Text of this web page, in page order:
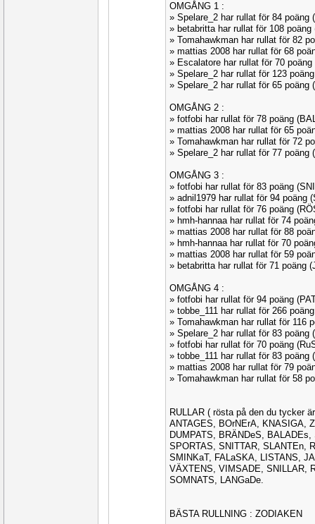
OMGÅNG 1 :
» Spelare_2 har rullat för 84 poäng
» betabritta har rullat för 108 poäng
» Tomahawkman har rullat för 82
» mattias 2008 har rullat för 68
» Escalatore har rullat för 70 poäng
» Spelare_2 har rullat för 123
» Spelare_2 har rullat för 65 poäng
OMGÅNG 2 :
» fotfobi har rullat för 78 poäng
» mattias 2008 har rullat för 65
» Tomahawkman har rullat för 72
» Spelare_2 har rullat för 77 poäng
OMGÅNG 3 :
» fotfobi har rullat för 83 poäng
» adnil1979 har rullat för 94 poäng
» fotfobi har rullat för 76 poäng
» hmh-hannaa har rullat för 74
» mattias 2008 har rullat för 88
» hmh-hannaa har rullat för 70
» mattias 2008 har rullat för 59
» betabritta har rullat för 71 poäng
OMGÅNG 4 :
» fotfobi har rullat för 94 poäng
» tobbe_111 har rullat för 266
» Tomahawkman har rullat för 116
» Spelare_2 har rullat för 83 poäng
» fotfobi har rullat för 70 poäng
» tobbe_111 har rullat för 83 poäng
» mattias 2008 har rullat för 79
» Tomahawkman har rullat för 58
RULLAR ( rösta på den du tycker
ANTAGES, BOrNErA, KNASIGA,
DUMPATS, BRÄNDeS,
SPORTAS, SNITTAR, SLANTEn,
SMINKaT, FALaSKA, LISTANS,
VÄXTENS, VIMSADE, SNILLAR,
SOMNATS, LANGaDe.
BÄSTA RULLNING : ZODIAKEN